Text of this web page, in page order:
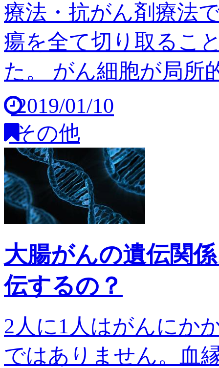
療法・抗がん剤療法
瘍を全て切り取るこ
た。 がん細胞が局所
2019/01/10
その他
大腸がんの遺伝関
伝するの？
2人に1人はがんにか
ではありません。血